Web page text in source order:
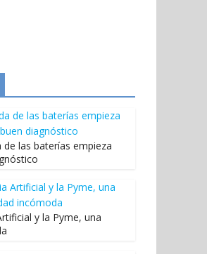
de las baterías empieza
y la Pyme, una